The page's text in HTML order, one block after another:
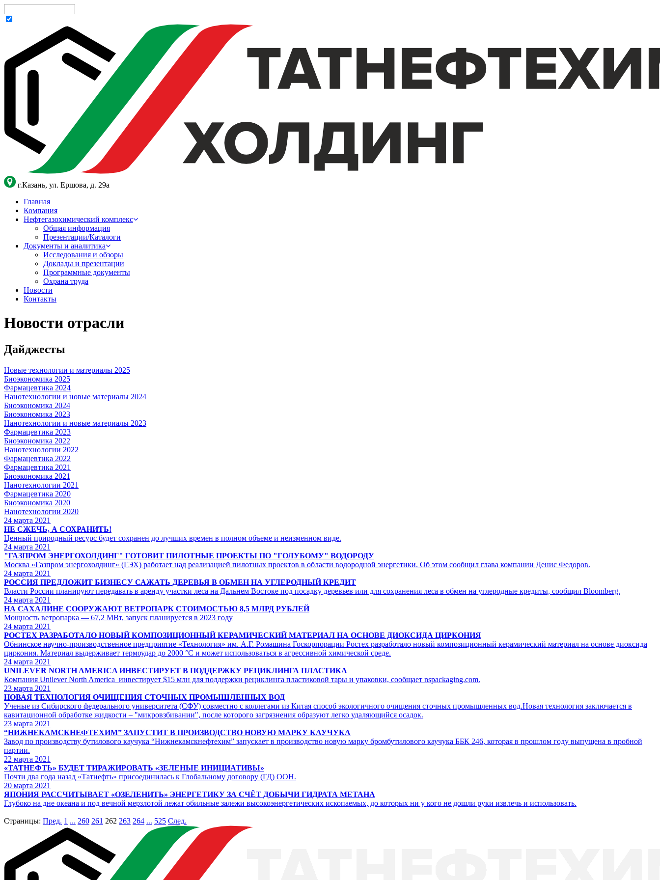
г.Казань, ул. Ершова, д. 29а
Главная
Компания
Нефтегазохимический комплекс
Общая информация
Презентации/Каталоги
Документы и аналитика
Исследования и обзоры
Доклады и презентации
Программные документы
Охрана труда
Новости
Контакты
Новости отрасли
Дайджесты
Новые технологии и материалы 2025
Биоэкономика 2025
Фармацевтика 2024
Нанотехнологии и новые материалы 2024
Биоэкономика 2024
Биоэкономика 2023
Нанотехнологии и новые материалы 2023
Фармацевтика 2023
Биоэкономика 2022
Нанотехнологии 2022
Фармацевтика 2022
Фармацевтика 2021
Биоэкономика 2021
Нанотехнологии 2021
Фармацевтика 2020
Биоэкономика 2020
Нанотехнологии 2020
24 марта 2021
НЕ СЖЕЧЬ, А СОХРАНИТЬ!
Ценный природный ресурс будет сохранен до лучших времен в полном объеме и неизменном виде.
24 марта 2021
"ГАЗПРОМ ЭНЕРГОХОЛДИНГ" ГОТОВИТ ПИЛОТНЫЕ ПРОЕКТЫ ПО "ГОЛУБОМУ" ВОДОРОДУ
Москва «Газпром энергохолдинг» (ГЭХ) работает над реализацией пилотных проектов в области водородной энергетики. Об этом сообщил глава компании Денис Федоров.
24 марта 2021
РОССИЯ ПРЕДЛОЖИТ БИЗНЕСУ САЖАТЬ ДЕРЕВЬЯ В ОБМЕН НА УГЛЕРОДНЫЙ КРЕДИТ
Власти России планируют передавать в аренду участки леса на Дальнем Востоке под посадку деревьев или для сохранения леса в обмен на углеродные кредиты, сообщил Bloomberg.
24 марта 2021
НА САХАЛИНЕ СООРУЖАЮТ ВЕТРОПАРК СТОИМОСТЬЮ 8,5 МЛРД РУБЛЕЙ
Мощность ветропарка — 67,2 МВт, запуск планируется в 2023 году
24 марта 2021
РОСТЕХ РАЗРАБОТАЛО НОВЫЙ КОМПОЗИЦИОННЫЙ КЕРАМИЧЕСКИЙ МАТЕРИАЛ НА ОСНОВЕ ДИОКСИДА ЦИРКОНИЯ
Обнинское научно-производственное предприятие «Технология» им. А.Г. Ромашина Госкорпорации Ростех разработало новый композиционный керамический материал на основе диоксида
циркония. Материал выдерживает термоудар до 2000 °С и может использоваться в агрессивной химической среде.
24 марта 2021
UNILEVER NORTH AMERICA ИНВЕСТИРУЕТ В ПОДДЕРЖКУ РЕЦИКЛИНГА ПЛАСТИКА
Компания Unilever North America инвестирует $15 млн для поддержки рециклинга пластиковой тары и упаковки, сообщает nspackaging.com.
23 марта 2021
НОВАЯ ТЕХНОЛОГИЯ ОЧИЩЕНИЯ СТОЧНЫХ ПРОМЫШЛЕННЫХ ВОД
Ученые из Сибирского федерального университета (СФУ) совместно с коллегами из Китая способ экологичного очищения сточных промышленных вод.Новая технология заключается в
кавитационной обработке жидкости – "микровзбивании", после которого загрязнения образуют легко удаляющийся осадок.
23 марта 2021
“НИЖНЕКАМСКНЕФТЕХИМ” ЗАПУСТИТ В ПРОИЗВОДСТВО НОВУЮ МАРКУ КАУЧУКА
Завод по производству бутилового каучука “Нижнекамскнефтехим” запускает в производство новую марку бромбутилового каучука ББК 246, которая в прошлом году выпущена в пробной
партии.
22 марта 2021
«ТАТНЕФТЬ» БУДЕТ ТИРАЖИРОВАТЬ «ЗЕЛЕНЫЕ ИНИЦИАТИВЫ»
Почти два года назад «Татнефть» присоединилась к Глобальному договору (ГД) ООН.
20 марта 2021
ЯПОНИЯ РАССЧИТЫВАЕТ «ОЗЕЛЕНИТЬ» ЭНЕРГЕТИКУ ЗА СЧЁТ ДОБЫЧИ ГИДРАТА МЕТАНА
Глубоко на дне океана и под вечной мерзлотой лежат обильные залежи высокоэнергетических ископаемых, до которых ни у кого не дошли руки извлечь и использовать.
Страницы: Пред. 1 ... 260 261 262 263 264 ... 525 След.